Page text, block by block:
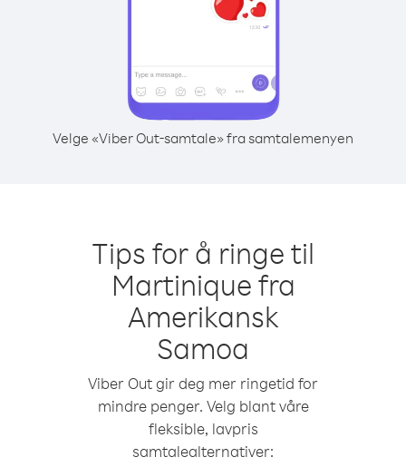
Velge «Viber Out-samtale» fra samtalemenyen
Tips for å ringe til
Martinique fra
Amerikansk
Samoa
Viber Out gir deg mer ringetid for
mindre penger. Velg blant våre
fleksible, lavpris
samtalealternativer: